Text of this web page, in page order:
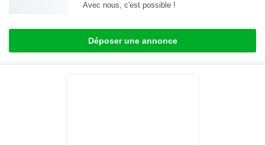
Avec nous, c'est possible !
Déposer une annonce